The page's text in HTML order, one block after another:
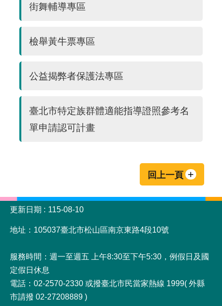
街舞輔導專區
檢舉黃牛票專區
公益揭弊者保護法專區
臺北市特定族群體適能指導證照參考名
單申請認可計畫
回上一頁
:::
更新日期
115-08-10
地址：105037臺北市松山區南京東路4段10號
服務時間：週一至週五 上午8:30至下午5:30，例假日及國
定假日休息
電話：02-2570-2330 或撥臺北市民當家熱線 1999( 外縣
市請撥 02-27208889 )